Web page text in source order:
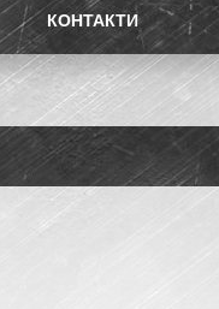
КОНТАКТИ